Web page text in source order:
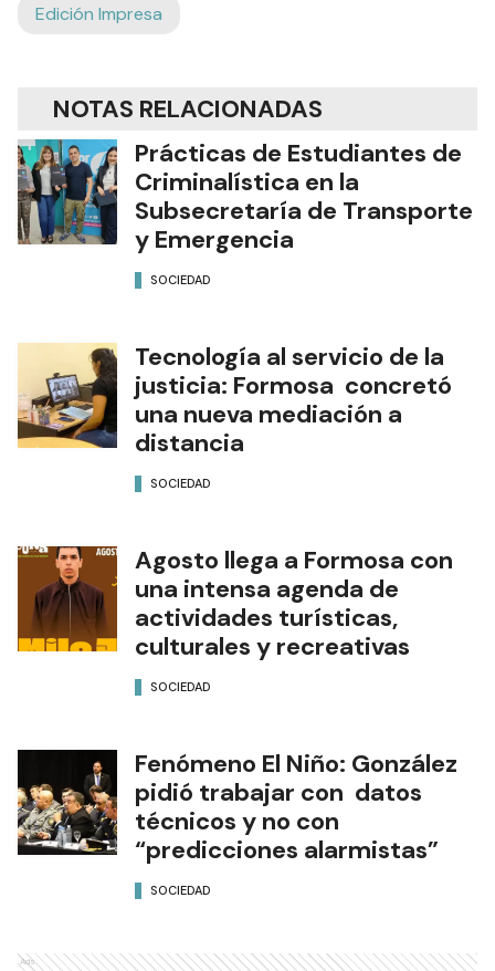
Edición Impresa
NOTAS RELACIONADAS
Prácticas de Estudiantes de
Criminalística en la
Subsecretaría de Transporte
y Emergencia
SOCIEDAD
Tecnología al servicio de la
justicia: Formosa concretó
una nueva mediación a
distancia
SOCIEDAD
Agosto llega a Formosa con
una intensa agenda de
actividades turísticas,
culturales y recreativas
SOCIEDAD
Fenómeno El Niño: González
pidió trabajar con datos
técnicos y no con
“predicciones alarmistas”
SOCIEDAD
Ads